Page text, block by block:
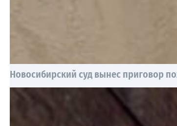
Новосибирский суд вынес приговор